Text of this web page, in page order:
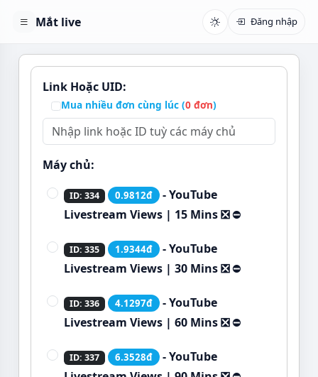
Mắt live Đăng nhập
Link Hoặc UID:
Mua nhiều đơn cùng lúc (0đơn)
Máy chủ:
ID: 334 0.9812đ
- YouTube
Livestream Views | 15 Mins ❎⛔
ID: 335 1.9344đ
- YouTube
Livestream Views | 30 Mins ❎⛔
ID: 336 4.1297đ
- YouTube
Livestream Views | 60 Mins ❎⛔
ID: 337 6.3528đ
- YouTube